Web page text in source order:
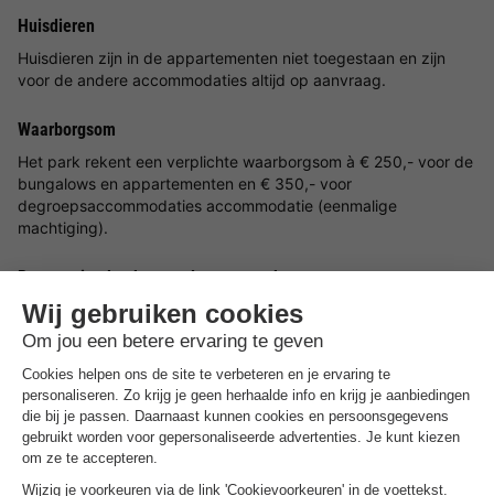
Huisdieren
Huisdieren zijn in de appartementen niet toegestaan en zijn
voor de andere accommodaties altijd op aanvraag.
Waarborgsom
Het park rekent een verplichte waarborgsom à € 250,- voor de
bungalows en appartementen en € 350,- voor
degroepsaccommodaties accommodatie (eenmalige
machtiging).
Reservering boeken op dag van aankomst
Wanneer u een overnachting op dag van aankomst wilt
boeken, dient u het park zelf nog te bellen voor de
beschikbaarheid. De contactgegevens van het park zijn terug
te vinden in de bevestiging.
Voorkeuren
Voor voorkeuren zoals bijvoorbeeld de ligging van je